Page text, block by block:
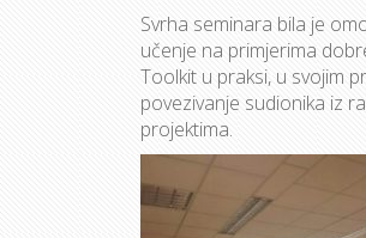
Svrha seminara bila je
učenje na primjerima
Toolkit u praksi, u svojim
povezivanje sudionika iz
projektima.